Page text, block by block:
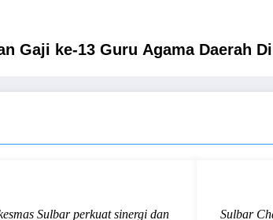
Gaji ke-13 Guru Agama Daerah
Sulbar perkuat sinergi dan
Sulbar